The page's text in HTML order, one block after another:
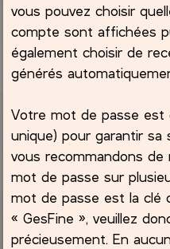
vous pouvez choisir
compte sont affichées
également choisir de
générés
Votre mot de passe est
unique) pour garantir sa
vous recommandons
mot de passe sur
mot de passe est la clé
« GesFine », veuillez
précieusement. En